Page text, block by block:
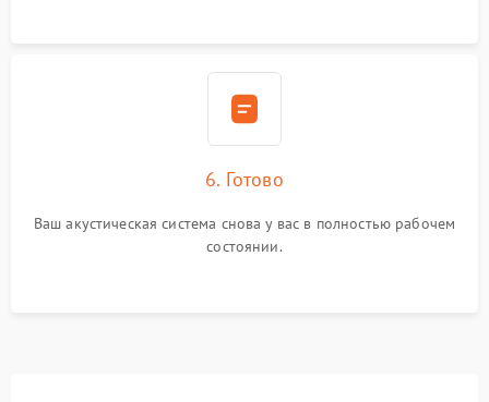
6. Готово
Ваш акустическая система снова у вас в полностью рабочем
состоянии.